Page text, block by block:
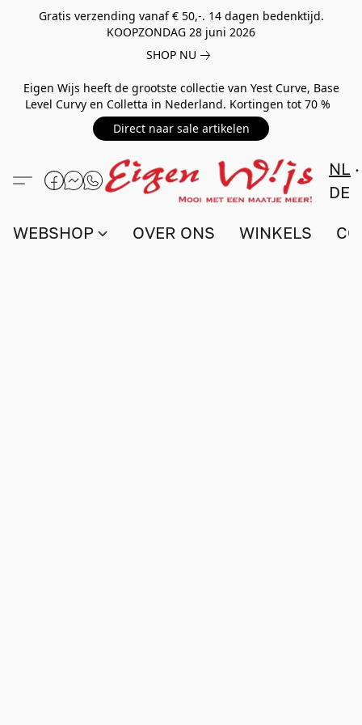
Gratis verzending vanaf € 50,-. 14 dagen bedenktijd.
KOOPZONDAG 28 juni 2026
SHOP NU
Eigen Wijs heeft de grootste collectie van Yest Curve, Base
Level Curvy en Colletta in Nederland. Kortingen tot 70 %
Direct naar sale artikelen
NL
DE
WEBSHOP OVER ONS WINKELS